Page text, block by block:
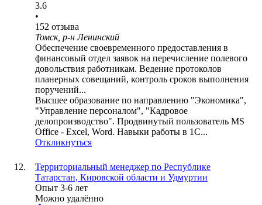
3.6
•
152 отзыва
Томск, р-н Ленинский
Обеспечение своевременного предоставления в
финансовый отдел заявок на перечисление полевого
довольствия работникам. Ведение протоколов
планерных совещаний, контроль сроков выполнения
поручений...
Высшее образование по направлению "Экономика",
"Управление персоналом", "Кадровое
делопроизводство". Продвинутый пользователь MS
Office - Excel, Word. Навыки работы в 1C...
Откликнуться
Территориальный менеджер по Республике
Татарстан, Кировской области и Удмуртии
Опыт 3-6 лет
Можно удалённо